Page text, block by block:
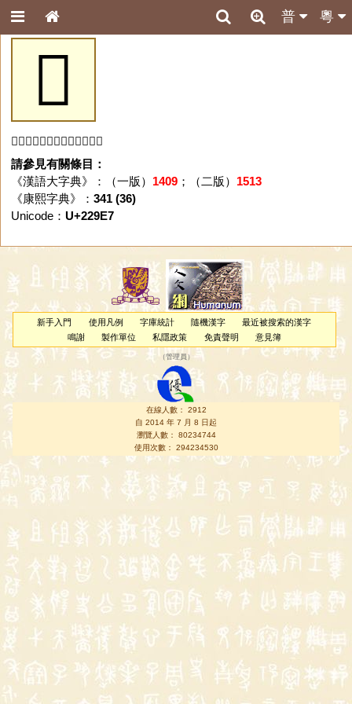
粵
普
𢧧
「𢧧」字未收錄於本資料庫。
請參見有關條目：
《漢語大字典》：（一版） 1409；（二版） 1513
《康熙字典》： 341 (36)
Unicode： U+229E7
新手入門 使用凡例 字庫統計 隨機漢字
最近被搜索的漢字
鳴謝
製作單位 私隱政策 免責聲明 意見簿
（管理員 ）
在線人數： 2912
自 2014 年 7 月 8 日起
瀏覽人數： 80234744
使用次數： 294234530